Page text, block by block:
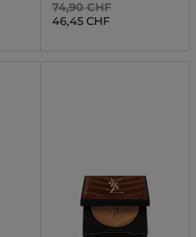
74,90 CHF
46,45 CHF